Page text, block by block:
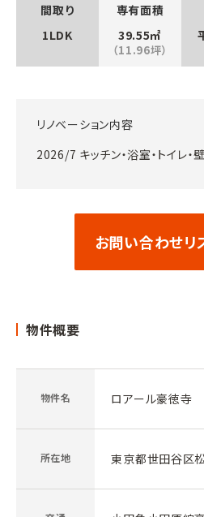
間取り
1LDK
専有面積
39.55㎡
（11.96坪）
リノベーション内容
2026/7 キッチン・浴室・トイレ・
お問い合わせリ
物件概要
物件名 ロアール豪徳寺
所在地 東京都世田谷区